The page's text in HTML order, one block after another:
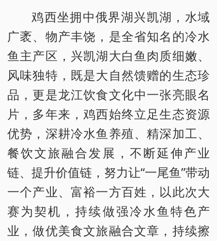
鸡西坐拥中俄界湖兴凯湖，水域
广袤、物产丰饶，是全省知名的冷水
鱼主产区，兴凯湖大白鱼肉质细嫩、
风味独特，既是大自然馈赠的生态珍
品，更是龙江饮食文化中一张亮眼名
片，多年来，鸡西始终立足生态资源
优势，深耕冷水鱼养殖、精深加工、
餐饮文旅融合发展，不断延伸产业
链、提升价值链，努力让“一尾鱼”带动
一个产业、富裕一方百姓，以此次大
赛为契机，持续做强冷水鱼特色产
业，做优美食文旅融合文章，持续擦